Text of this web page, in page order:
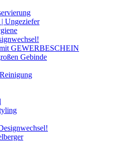
Ungeziefer
GEWERBESCHEIN
Gebinde